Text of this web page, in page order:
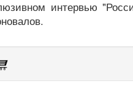
интервью